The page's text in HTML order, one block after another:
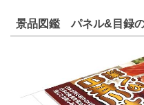
景品図鑑 パネル&目録